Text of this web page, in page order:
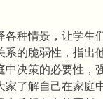
种情景，让学生
的脆弱性，指出
决策的必要性，
了解自己在家庭